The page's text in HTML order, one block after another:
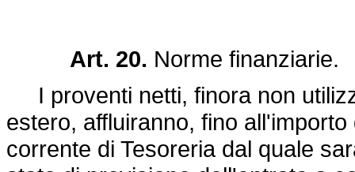
Art. 20. Norme finanziarie.
I proventi netti, finora non
estero, affluiranno, fino
corrente di Tesoreria dal quale